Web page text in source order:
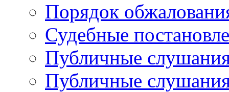
Порядок
Судебные
Публичные
Публичные